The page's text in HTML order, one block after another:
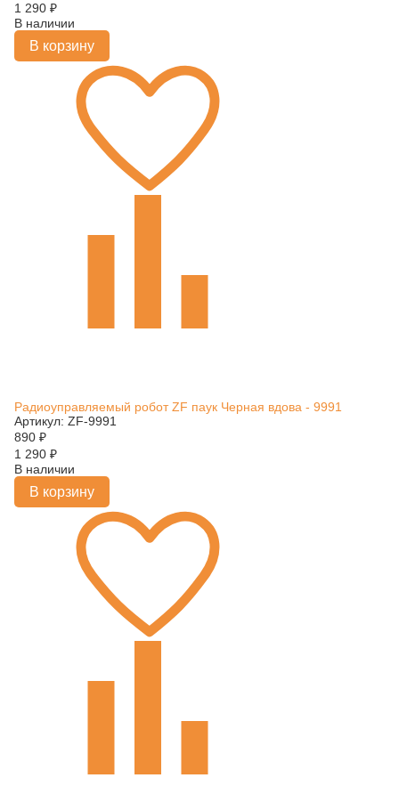
1 290 ₽
В наличии
В корзину
Радиоуправляемый робот ZF паук Черная вдова - 9991
Артикул: ZF-9991
890 ₽
1 290 ₽
В наличии
В корзину